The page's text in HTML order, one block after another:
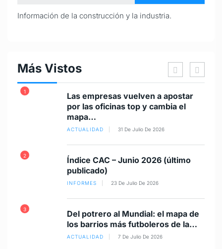
Información de la construcción y la industria.
Más Vistos
1
Las empresas vuelven a apostar
por las oficinas top y cambia el
mapa…
ACTUALIDAD 31 De Julio De 2026
2
Índice CAC – Junio 2026 (último
publicado)
INFORMES 23 De Julio De 2026
3
Del potrero al Mundial: el mapa de
los barrios más futboleros de la…
ACTUALIDAD 7 De Julio De 2026